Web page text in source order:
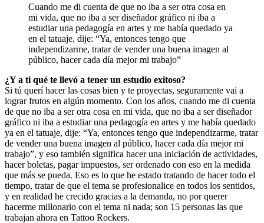
Cuando me di cuenta de que no iba a ser otra cosa en
mi vida, que no iba a ser diseñador gráfico ni iba a
estudiar una pedagogía en artes y me había quedado ya
en el tatuaje, dije: “Ya, entonces tengo que
independizarme, tratar de vender una buena imagen al
público, hacer cada día mejor mi trabajo”
¿Y a ti qué te llevó a tener un estudio exitoso?
Si tú querí hacer las cosas bien y te proyectas, seguramente vai a
lograr frutos en algún momento. Con los años, cuando me di cuenta
de que no iba a ser otra cosa en mi vida, que no iba a ser diseñador
gráfico ni iba a estudiar una pedagogía en artes y me había quedado
ya en el tatuaje, dije: “Ya, entonces tengo que independizarme, tratar
de vender una buena imagen al público, hacer cada día mejor mi
trabajo”, y eso también significa hacer una iniciación de actividades,
hacer boletas, pagar impuestos, ser ordenado con eso en la medida
que más se pueda. Eso es lo que he estado tratando de hacer todo el
tiempo, tratar de que el tema se profesionalice en todos los sentidos,
y en realidad he crecido gracias a la demanda, no por querer
hacerme millonario con el tema ni nada; son 15 personas las que
trabajan ahora en Tattoo Rockers.